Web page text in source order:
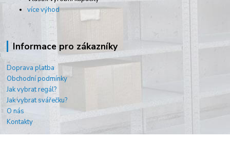
více výhod
Informace pro zákazníky
Doprava platba
Obchodní podmínky
Jak vybrat regál?
Jak vybrat svářečku?
O nás
Kontakty